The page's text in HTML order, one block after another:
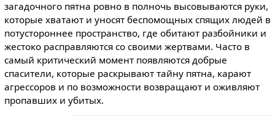
загадочного пятна ровно в полночь высовываются руки,
которые хватают и уносят беспомощных спящих людей в
потустороннее пространство, где обитают разбойники и
жестоко расправляются со своими жертвами. Часто в
самый критический момент появляются добрые
спасители, которые раскрывают тайну пятна, карают
агрессоров и по возможности возвращают и оживляют
пропавших и убитых.